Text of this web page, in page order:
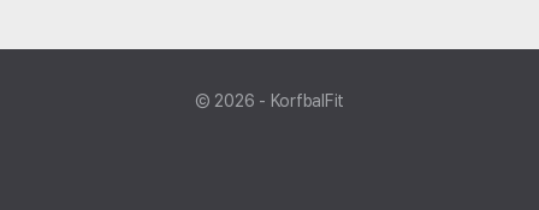
© 2026 - KorfbalFit